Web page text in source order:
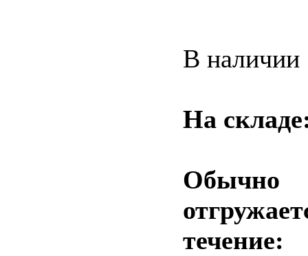
В наличии
На
Обычно
течение: